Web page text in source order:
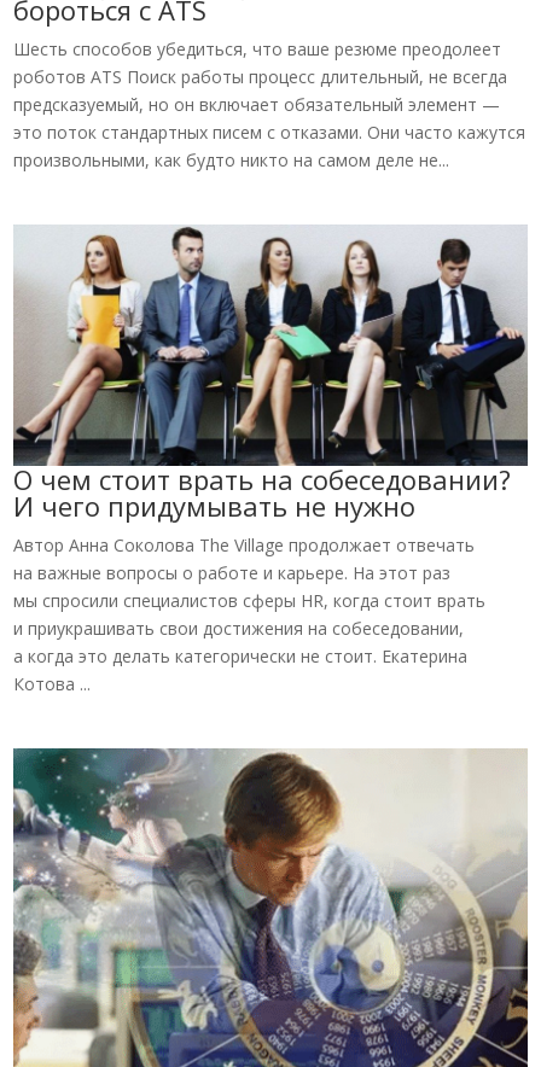
бороться с ATS
Шесть способов убедиться, что ваше резюме преодолеет
роботов ATS Поиск работы процесс длительный, не всегда
предсказуемый, но он включает обязательный элемент —
это поток стандартных писем с отказами. Они часто кажутся
произвольными, как будто никто на самом деле не...
О чем стоит врать на собеседовании?
И чего придумывать не нужно
Автор Анна Соколова The Village продолжает отвечать
на важные вопросы о работе и карьере. На этот раз
мы спросили специалистов сферы HR, когда стоит врать
и приукрашивать свои достижения на собеседовании,
а когда это делать категорически не стоит. Екатерина
Котова ...